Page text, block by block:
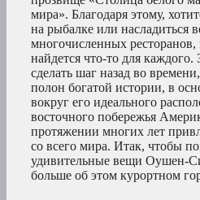
мира». Благодаря этому,
на рыбалке или насладиться
многочисленных
найдется что-то для
сделать шаг назад во
полон богатой истории, в
вокруг его идеального
восточного побережья
протяжении многих лет
со всего мира. Итак, чтобы
удивительные вещи Оушен-
больше об этом курортном